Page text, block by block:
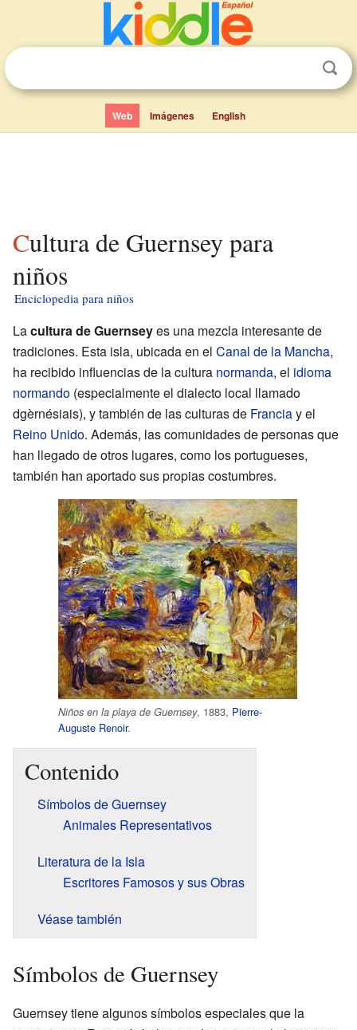
Web Imágenes English
Cultura de Guernsey para
niños
Enciclopedia para niños
Lacultura de Guernseyes una mezcla interesante de
tradiciones. Esta isla, ubicada en el Canal de la Mancha,
ha recibido influencias de la cultura normanda, el idioma
normando (especialmente el dialecto local llamado
dgèrnésiais), y también de las culturas de Franciay el
Reino Unido. Además, las comunidades de personas que
han llegado de otros lugares, como los portugueses,
también han aportado sus propias costumbres.
Niños en la playa de Guernsey, 1883, Pierre-
Auguste Renoir.
Contenido
Símbolos de Guernsey
Animales Representativos
Literatura de la Isla
Escritores Famosos y sus Obras
Véase también
Símbolos de Guernsey
Guernsey tiene algunos símbolos especiales que la